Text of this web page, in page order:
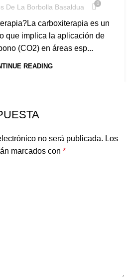
De La Borbolla Basaldua 0
carboxiterapia es un
que implica la aplicación de
(CO2) en áreas esp...
READING
no será publicada. Los
marcados con *